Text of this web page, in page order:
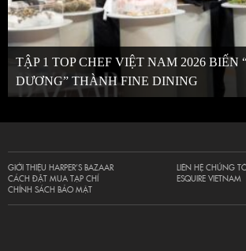
TẬP 1 TOP CHEF VIỆT NAM 2026
DƯƠNG” THÀNH FINE DINING
GIỚI THIỆU HARPER’S BAZAAR
CÁCH ĐẶT MUA TẠP CHÍ
CHÍNH SÁCH BẢO MẬT
LIÊN HỆ CHÚNG
ESQUIRE VIETNAM